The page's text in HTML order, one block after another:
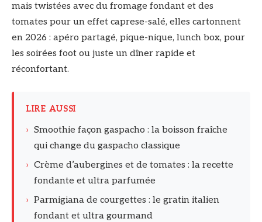
mais twistées avec du fromage fondant et des
tomates pour un effet caprese-salé, elles cartonnent
en 2026 : apéro partagé, pique-nique, lunch box, pour
les soirées foot ou juste un dîner rapide et
réconfortant.
LIRE AUSSI
› Smoothie façon gaspacho : la boisson fraîche
qui change du gaspacho classique
› Crème d’aubergines et de tomates : la recette
fondante et ultra parfumée
› Parmigiana de courgettes : le gratin italien
fondant et ultra gourmand